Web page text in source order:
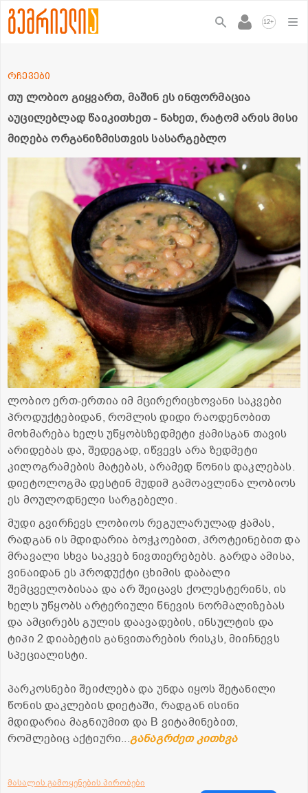
12+
თუ ლობიო გიყვართ, მაშინ ეს ინფორმაცია
აუცილებლად წაიკითხეთ - ნახეთ, რატომ არის მისი
მიღება ორგანიზმისთვის სასარგებლო
რჩევები
ლობიო ერთ-ერთია იმ მცირერიცხოვანი საკვები
პროდუქტებიდან, რომლის დიდი რაოდენობით
მოხმარება ხელს უწყობსზედმეტი ჭამისგან თავის
არიდებას და, შედეგად, იწვევს არა ზედმეტი
კილოგრამების მატებას, არამედ წონის დაკლებას.
დიეტოლოგმა დესტინ მუდიმ გამოავლინა ლობიოს
ეს მოულოდნელი სარგებელი.
მუდი გვირჩევს ლობიოს რეგულარულად ჭამას,
რადგან ის მდიდარია ბოჭკოებით, პროტეინებით და
მრავალი სხვა საკვებ ნივთიერებებს. გარდა ამისა,
ვინაიდან ეს პროდუქტი ცხიმის დაბალი
შემცველობისაა და არ შეიცავს ქოლესტერინს, ის
ხელს უწყობს არტერიული წნევის ნორმალიზებას
და ამცირებს გულის დაავადების, ინსულტის და
ტიპი 2 დიაბეტის განვითარების რისკს, მიიჩნევს
სპეციალისტი.
პარკოსნები შეიძლება და უნდა იყოს შეტანილი
წონის დაკლების დიეტაში, რადგან ისინი
მდიდარია მაგნიუმით და B ვიტამინებით,
რომლებიც აქტიური...განაგრძეთ კითხვა
მასალის გამოყენების პირობები